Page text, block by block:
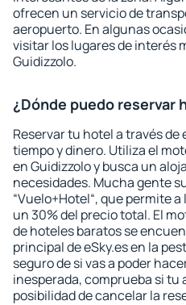
ofrecen un servicio de
aeropuerto. En algunas
visitar los lugares de interés
Guidizzolo.
¿Dónde puedo reservar
Reservar tu hotel a través
tiempo y dinero. Utiliza el
en Guidizzolo y busca un
necesidades. Mucha gente
“Vuelo+Hotel“, que permite
un 30% del precio total. El
de hoteles baratos se
principal de eSky.es en la
seguro de si vas a poder
inesperada, comprueba si tu
posibilidad de cancelar la